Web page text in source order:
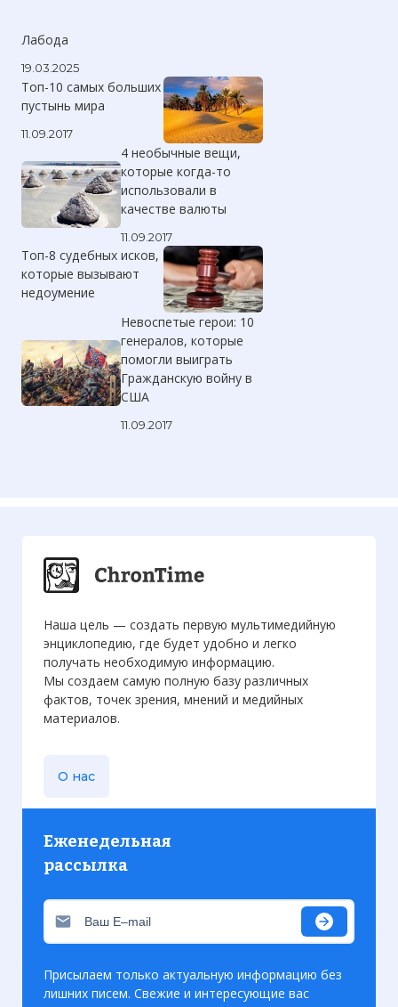
Лабода
19.03.2025
Топ-10 самых больших
пустынь мира
11.09.2017
4 необычные вещи,
которые когда-то
использовали в
качестве валюты
11.09.2017
Топ-8 судебных исков,
которые вызывают
недоумение
Невоспетые герои: 10
генералов, которые
помогли выиграть
Гражданскую войну в
США
11.09.2017
Наша цель — создать первую мультимедийную
энциклопедию, где будет удобно и легко
получать необходимую информацию.
Мы создаем самую полную базу различных
фактов, точек зрения, мнений и медийных
материалов.
О нас
Еженедельная
рассылка
Присылаем только актуальную информацию без
лишних писем. Свежие и интересующие вас